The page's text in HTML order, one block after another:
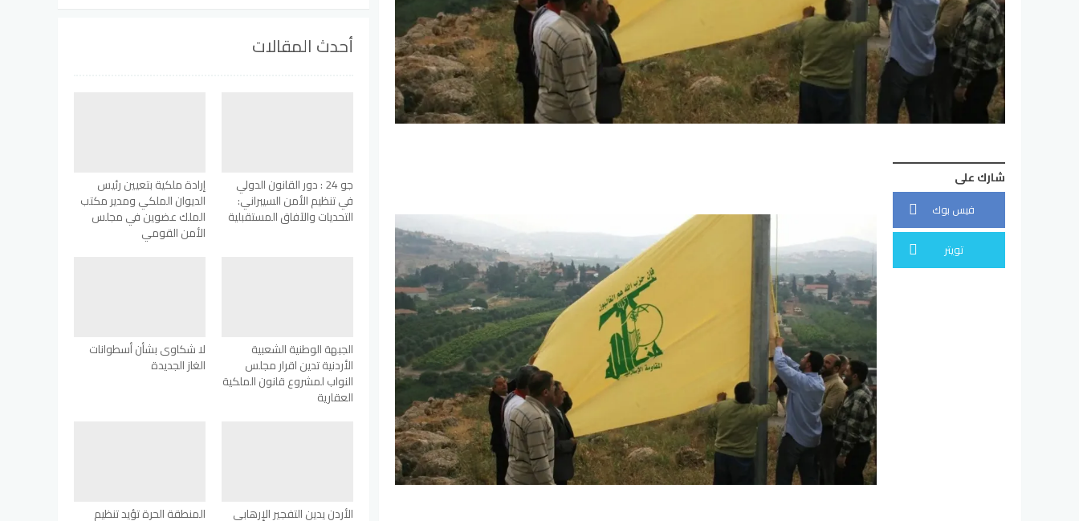
شارك على
فيس بوك
تويتر
أحدث المقالات
جو 24 : دور القانون الدولي
في تنظيم الأمن السيبراني:
التحديات والآفاق المستقبلية
إرادة ملكية بتعيين رئيس
الديوان الملكي ومدير مكتب
الملك عضوين في مجلس
الأمن القومي
الجبهة الوطنية الشعبية
الأردنية تدين اقرار مجلس
النواب لمشروع قانون الملكية
العقارية
لا شكاوى بشأن أسطوانات
الغاز الجديدة
الأردن يدين التفجير الإرهابي المنطقة الحرة تؤيد تنظيم